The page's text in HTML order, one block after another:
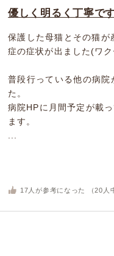
優しく明るく丁寧で
保護した母猫とその猫
症の症状が出ました(ワク
普段行っている他の病
た。
病院HPに月間予定が載
ます。
17 人が参考になった （20 人